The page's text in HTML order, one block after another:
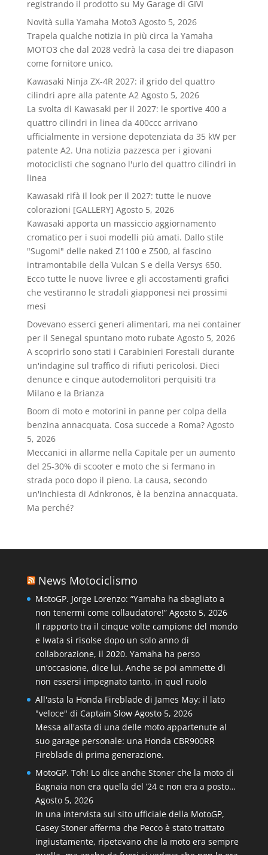
registrando il prodotto su My Garage di GIVI
Novità sulla Yamaha Moto3 Agosto 5, 2026
Trapela qualche notizia in più circa la Yamaha
MOTO3 che dal 2028 vedrà la casa dei tre diapason
come fornitore unico.
Kawasaki Ninja ZX-4R 2027: il grido del quattro
cilindri apre alla patente A2 Agosto 5, 2026
La svolta di Kawasaki per il 2027: le sportive 400 a
quattro cilindri in linea da 400ccc arrivano
ufficialmente in versione depotenziata da 35 kW per
patente A2. Una notizia pazzesca per i giovani
motociclisti che sognano l'urlo del quattro cilindri in
linea
Kawasaki rifà il look per il 2027: tutte le nuove
colorazioni [GALLERY] Agosto 5, 2026
Kawasaki apporta un massiccio aggiornamento
cromatico per i suoi modelli più amati. Dallo stile
"Sugomi" delle naked Z1100 e Z500, al fascino
intramontabile della Vulcan S e della Versys 650.
Ecco tutte le nuove livree e gli accostamenti grafici
che vestiranno le stradali giapponesi nei prossimi
mesi
Dovevano esserci generi alimentari, ma nei container
per il Senegal spuntano moto rubate Agosto 5, 2026
A scoprirlo sono stati i Carabinieri Forestali durante
un'indagine sul traffico di rifiuti pericolosi. Dieci
denunce e cinque autodemolitori perquisiti tra
Milano e la Brianza
Boom di moto e motorini in panne per colpa della
benzina annacquata. Cosa succede a Roma? Agosto
5, 2026
Meccanici in allarme nella Capitale per un aumento
del 25-30% di scooter e moto che si fermano in
strada poco dopo il pieno. La causa, secondo
un'inchiesta di Adnkronos, è la benzina annacquata.
Ma perché?
News Motociclismo
MotoGP. Jorge Lorenzo: “Yamaha ha sbagliato a
non tenermi come collaudatore!” Agosto 5, 2026
Il rapporto tra il cinque volte campione del mondo
e Iwata si risolse dopo un solo anno di
collaborazione, il 2020. Yamaha ha perso
un’occasione, dice lui. Anche se poi ammette di
non essersi impegnato tanto, in quel ruolo
All'asta la Honda Fireblade di James May: il lato
"veloce" di Captain Slow Agosto 5, 2026
Messa all'asta di una delle moto appartenute al
suo garage personale: una Honda CBR900RR
Fireblade di prima generazione.
MotoGP. Toh! Lo dice anche Stoner che la moto di
Bagnaia non era quella del ’24 e non era a posto…
Agosto 5, 2026
In una intervista sul sito ufficiale della MotoGP,
Casey Stoner afferma che Pecco è stato trattato
ingiustamente, ripetevano che la moto era sempre